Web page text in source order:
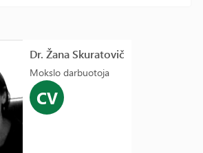
Dr. Žana Skuratovič
Mokslo darbuotoja
CV